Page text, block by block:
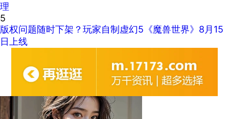
理
5
版权问题随时下架？玩家自制虚幻5《魔兽世界》8月15
日上线